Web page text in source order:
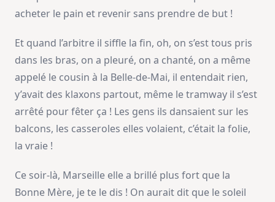
acheter le pain et revenir sans prendre de but !
Et quand l’arbitre il siffle la fin, oh, on s’est tous pris
dans les bras, on a pleuré, on a chanté, on a même
appelé le cousin à la Belle-de-Mai, il entendait rien,
y’avait des klaxons partout, même le tramway il s’est
arrêté pour fêter ça ! Les gens ils dansaient sur les
balcons, les casseroles elles volaient, c’était la folie,
la vraie !
Ce soir-là, Marseille elle a brillé plus fort que la
Bonne Mère, je te le dis ! On aurait dit que le soleil